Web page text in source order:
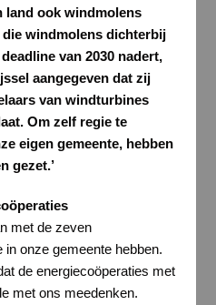
land ook windmolens
windmolens dichterbij
van 2030 nadert,
aangegeven dat zij
van windturbines
Om zelf regie te
eigen gemeente, hebben
gezet.’
met de zeven
onze gemeente hebben.
de energiecoöperaties met
met ons meedenken.